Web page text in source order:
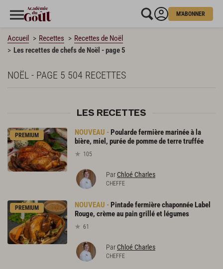
M'ABONNER
Accueil Recettes
Recettes de Noël
Les recettes de chefs de Noël - page 5
NOËL - PAGE 5 504 RECETTES
LES RECETTES
PREMIUM
Poularde fermière marinée à la
bière, miel, purée de pomme de terre truffée
105
Par Chloé Charles
CHEFFE
PREMIUM
Pintade fermière chaponnée Label
Rouge, crème au pain grillé et légumes
61
Par Chloé Charles
CHEFFE